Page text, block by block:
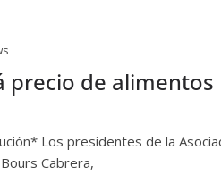
precio de
Los presidentes de la
Cabrera,